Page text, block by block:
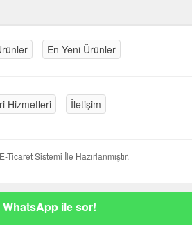
En Yeni Ürünler
Hizmetleri İletişim
Ticaret Sistemi İle Hazırlanmıştır.
WhatsApp ile sor!